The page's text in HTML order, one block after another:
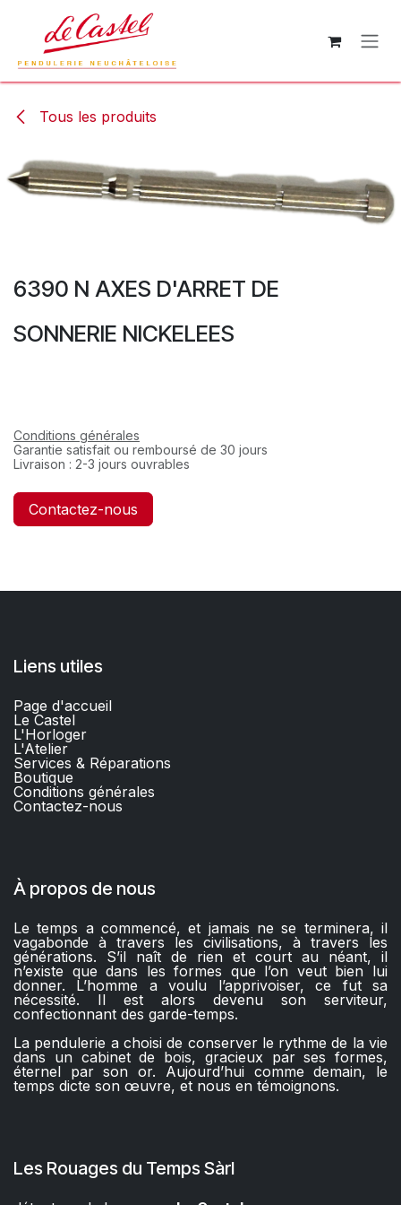
Se rendre au contenu
Tous les produits
6390 N AXES D'ARRET DE
SONNERIE NICKELEES
Conditions générales
Garantie satisfait ou remboursé de 30 jours
Livraison : 2-3 jours ouvrables
Contactez-nous
Liens utiles
Page d'accueil
Le Castel
L'Horloger
L'Atelier
Services & Réparations
Boutique
Conditions générales
Contactez-nous​
À propos de nous
Le temps a commencé, et jamais ne se terminera, il
vagabonde à travers les civilisations, à travers les
générations. S’il naît de rien et court au néant, il
n’existe que dans les formes que l’on veut bien lui
donner. L’homme a voulu l’apprivoiser, ce fut sa
nécessité. Il est alors devenu son serviteur,
confectionnant des garde-temps.
La pendulerie a choisi de conserver le rythme de la vie
dans un cabinet de bois, gracieux par ses formes,
éternel par son or. Aujourd’hui comme demain, le
temps dicte son œuvre, et nous en témoignons.
Les Rouages du Temps Sàrl